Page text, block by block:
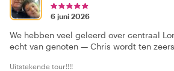
6 juni 2026
We hebben veel geleerd over centraal
echt van genoten — Chris wordt ten
Uitstekende tour!!!!